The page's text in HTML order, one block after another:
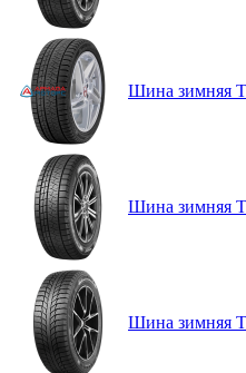
Шина зимняя
Шина зимняя
Шина зимняя